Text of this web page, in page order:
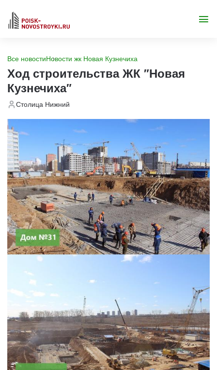
Все новостиНовости жк Новая Кузнечиха
Ход строительства ЖК "Новая
Кузнечиха"
Столица Нижний